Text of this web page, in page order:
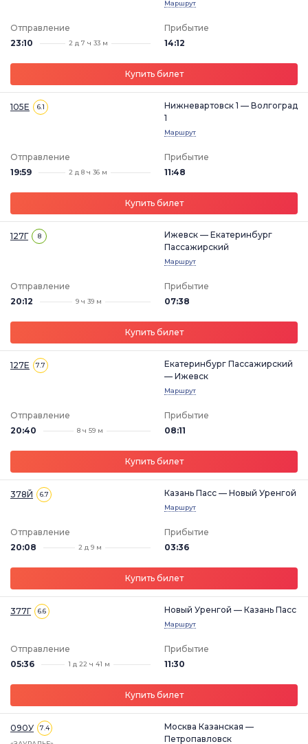
Маршрут
Отправление
23:10
2 д 7 ч 33 м
Прибытие
14:12
Купить билет
105Е 6.1
Нижневартовск 1 — Волгоград
1
Маршрут
Отправление
19:59
2 д 8 ч 36 м
Прибытие
11:48
Купить билет
127Г 8
Ижевск — Екатеринбург
Пассажирский
Маршрут
Отправление
20:12
9 ч 39 м
Прибытие
07:38
Купить билет
127Е 7.7
Екатеринбург Пассажирский
— Ижевск
Маршрут
Отправление
20:40
8 ч 59 м
Прибытие
08:11
Купить билет
378Й 6.7 Казань Пасс — Новый Уренгой
Маршрут
Отправление
20:08
2 д 9 м
Прибытие
03:36
Купить билет
377Г 6.6 Новый Уренгой — Казань Пасс
Маршрут
Отправление
05:36
1 д 22 ч 41 м
Прибытие
11:30
Купить билет
090У 7.4
Москва Казанская —
Петропавловск